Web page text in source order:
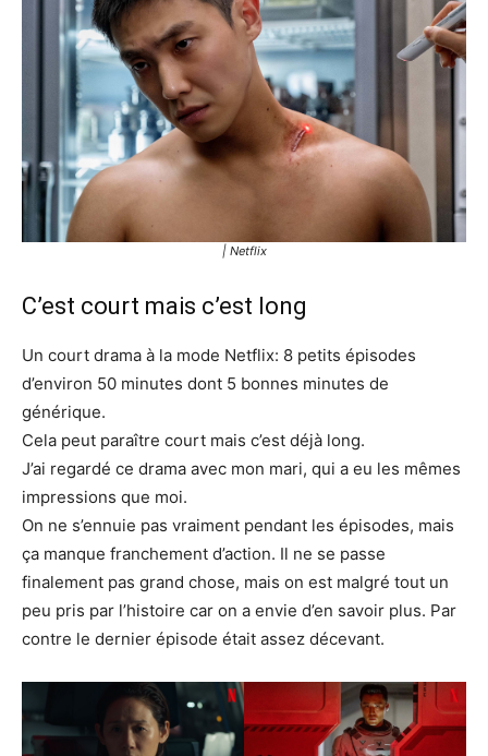
| Netflix
C’est court mais c’est long
Un court drama à la mode Netflix: 8 petits épisodes
d’environ 50 minutes dont 5 bonnes minutes de
générique.
Cela peut paraître court mais c’est déjà long.
J’ai regardé ce drama avec mon mari, qui a eu les mêmes
impressions que moi.
On ne s’ennuie pas vraiment pendant les épisodes, mais
ça manque franchement d’action. Il ne se passe
finalement pas grand chose, mais on est malgré tout un
peu pris par l’histoire car on a envie d’en savoir plus. Par
contre le dernier épisode était assez décevant.